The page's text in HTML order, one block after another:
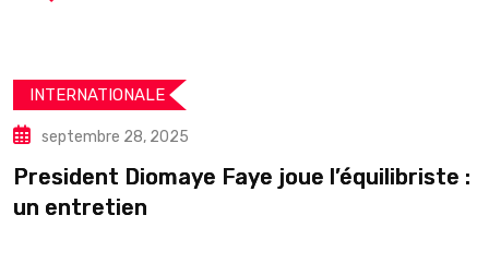
INTERNATIONALE
septembre 28, 2025
President Diomaye Faye joue l’équilibriste :
un entretien